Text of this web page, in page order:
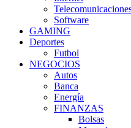
Software
GAMING
Deportes
Futbol
NEGOCIOS
Autos
Banca
Energía
FINANZAS
Bolsas